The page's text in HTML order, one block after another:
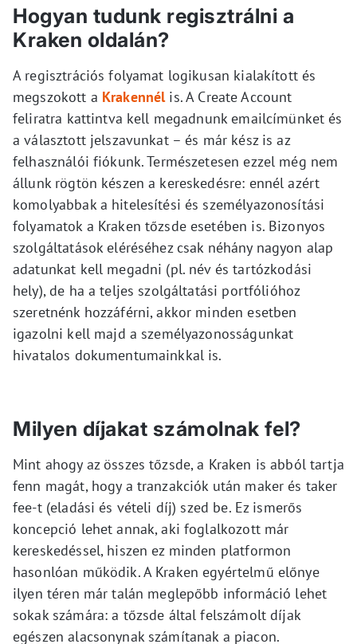
Hogyan tudunk regisztrálni a
Kraken oldalán?
A regisztrációs folyamat logikusan kialakított és
megszokott a Krakennélis. A Create Account
feliratra kattintva kell megadnunk emailcímünket és
a választott jelszavunkat – és már kész is az
felhasználói fiókunk. Természetesen ezzel még nem
állunk rögtön készen a kereskedésre: ennél azért
komolyabbak a hitelesítési és személyazonosítási
folyamatok a Kraken tőzsde esetében is. Bizonyos
szolgáltatások eléréséhez csak néhány nagyon alap
adatunkat kell megadni (pl. név és tartózkodási
hely), de ha a teljes szolgáltatási portfólióhoz
szeretnénk hozzáférni, akkor minden esetben
igazolni kell majd a személyazonosságunkat
hivatalos dokumentumainkkal is.
Milyen díjakat számolnak fel?
Mint ahogy az összes tőzsde, a Kraken is abból tartja
fenn magát, hogy a tranzakciók után maker és taker
fee-t (eladási és vételi díj) szed be. Ez ismerős
koncepció lehet annak, aki foglalkozott már
kereskedéssel, hiszen ez minden platformon
hasonlóan működik. A Kraken egyértelmű előnye
ilyen téren már talán meglepőbb információ lehet
sokak számára: a tőzsde által felszámolt díjak
egészen alacsonynak számítanak a piacon.